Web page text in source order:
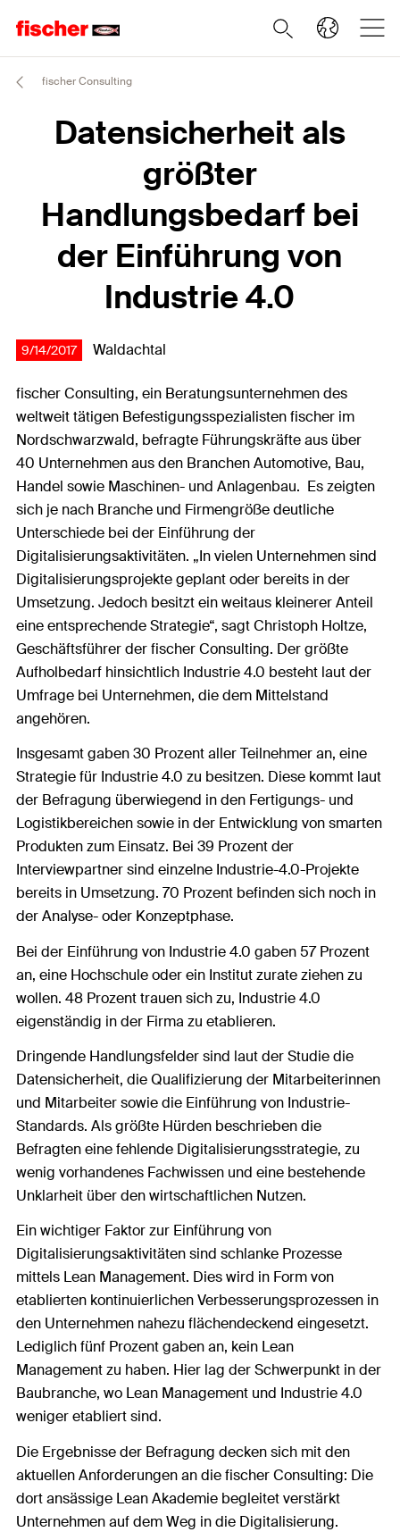
fischer Consulting
Datensicherheit als
größter
Handlungsbedarf bei
der Einführung von
Industrie 4.0
9/14/2017 Waldachtal
fischer Consulting, ein Beratungsunternehmen des
weltweit tätigen Befestigungsspezialisten fischer im
Nordschwarzwald, befragte Führungskräfte aus über
40 Unternehmen aus den Branchen Automotive, Bau,
Handel sowie Maschinen- und Anlagenbau. Es zeigten
sich je nach Branche und Firmengröße deutliche
Unterschiede bei der Einführung der
Digitalisierungsaktivitäten. „In vielen Unternehmen sind
Digitalisierungsprojekte geplant oder bereits in der
Umsetzung. Jedoch besitzt ein weitaus kleinerer Anteil
eine entsprechende Strategie“, sagt Christoph Holtze,
Geschäftsführer der fischer Consulting. Der größte
Aufholbedarf hinsichtlich Industrie 4.0 besteht laut der
Umfrage bei Unternehmen, die dem Mittelstand
angehören.
Insgesamt gaben 30 Prozent aller Teilnehmer an, eine
Strategie für Industrie 4.0 zu besitzen. Diese kommt laut
der Befragung überwiegend in den Fertigungs- und
Logistikbereichen sowie in der Entwicklung von smarten
Produkten zum Einsatz. Bei 39 Prozent der
Interviewpartner sind einzelne Industrie-4.0-Projekte
bereits in Umsetzung. 70 Prozent befinden sich noch in
der Analyse- oder Konzeptphase.
Bei der Einführung von Industrie 4.0 gaben 57 Prozent
an, eine Hochschule oder ein Institut zurate ziehen zu
wollen. 48 Prozent trauen sich zu, Industrie 4.0
eigenständig in der Firma zu etablieren.
Dringende Handlungsfelder sind laut der Studie die
Datensicherheit, die Qualifizierung der Mitarbeiterinnen
und Mitarbeiter sowie die Einführung von Industrie-
Standards. Als größte Hürden beschrieben die
Befragten eine fehlende Digitalisierungsstrategie, zu
wenig vorhandenes Fachwissen und eine bestehende
Unklarheit über den wirtschaftlichen Nutzen.
Ein wichtiger Faktor zur Einführung von
Digitalisierungsaktivitäten sind schlanke Prozesse
mittels Lean Management. Dies wird in Form von
etablierten kontinuierlichen Verbesserungsprozessen in
den Unternehmen nahezu flächendeckend eingesetzt.
Lediglich fünf Prozent gaben an, kein Lean
Management zu haben. Hier lag der Schwerpunkt in der
Baubranche, wo Lean Management und Industrie 4.0
weniger etabliert sind.
Die Ergebnisse der Befragung decken sich mit den
aktuellen Anforderungen an die fischer Consulting: Die
dort ansässige Lean Akademie begleitet verstärkt
Unternehmen auf dem Weg in die Digitalisierung.